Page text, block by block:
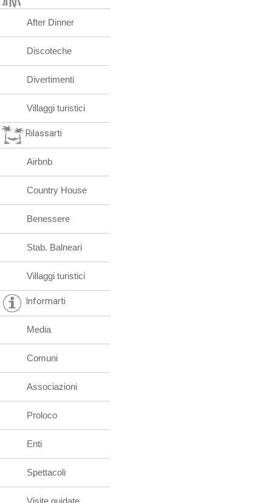
After Dinner
Discoteche
Divertimenti
Villaggi turistici
Rilassarti
Airbnb
Country House
Benessere
Stab. Balneari
Villaggi turistici
Informarti
Media
Comuni
Associazioni
Proloco
Enti
Spettacoli
Visite guidate